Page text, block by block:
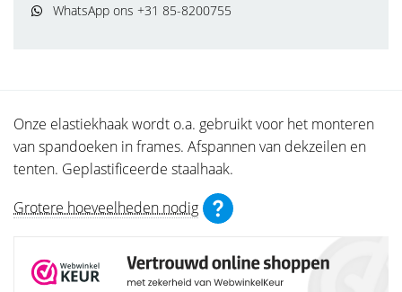
WhatsApp ons +31 85-8200755
Onze elastiekhaak wordt o.a. gebruikt voor het monteren
van spandoeken in frames. Afspannen van dekzeilen en
tenten. Geplastificeerde staalhaak.
Grotere hoeveelheden nodig